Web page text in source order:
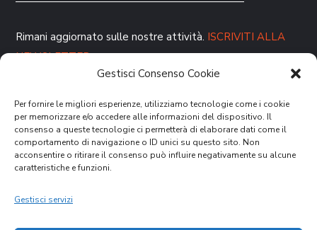
Gestisci Consenso Cookie
Per fornire le migliori esperienze, utilizziamo tecnologie come i cookie
per memorizzare e/o accedere alle informazioni del dispositivo. Il
consenso a queste tecnologie ci permetterà di elaborare dati come il
comportamento di navigazione o ID unici su questo sito. Non
acconsentire o ritirare il consenso può influire negativamente su alcune
caratteristiche e funzioni.
Gestisci servizi
Rimani aggiornato sulle nostre attività. ISCRIVITI ALLA
NEWSLETTER